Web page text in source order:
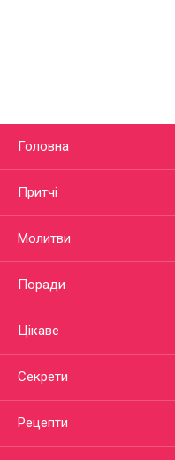
Головна
Притчі
Молитви
Поради
Цікаве
Секрети
Рецепти